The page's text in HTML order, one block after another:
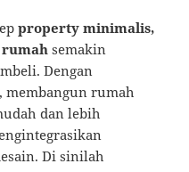
property minimalis,
rumah semakin
Dengan
membangun rumah
dan lebih
Di sinilah